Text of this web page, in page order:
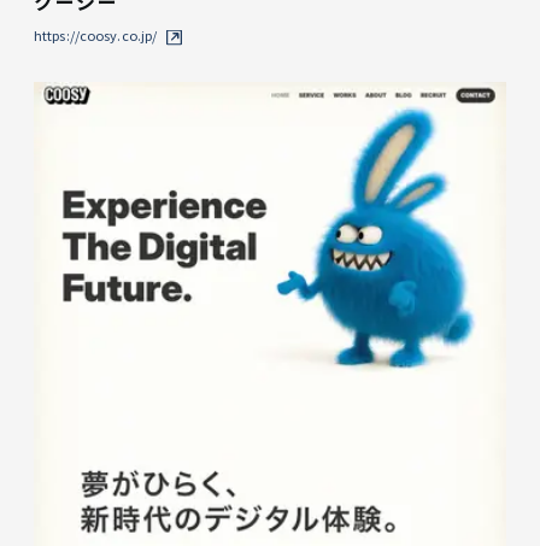
採用サイト
コーポレートサイト
オウンドメディア
ランディングページ
サービスサイト
Design
シンプルデザイン
クール・モダン
ナチュラル・温もり系
和風・ジャパニーズ
雑誌風・エディトリアル
イラスト
ミニマルデザイン
タイポグラフィ重視
グラデーション
高級感・ラグジュアリー
グリッドデザイン
フラットデザイン
モーション・アニメーション
テクスチャ・素材感
シングルページ
カラフル・多色
シルバー・銀色
ゴールド・金色
パープル・紫色
ブラウン・茶色
グリーン・緑色
ブルー・青色
イエロー・黄色
オレンジ・橙色
レッド・赤色
ピンク・桃色
グレー・灰色
ブラック・黒色
ホワイト・白色
ライトブルー・水色
ネイビー・紺色
Service
業種・職種から探す
ファッション・トレンド
デザイン・ブランディング
働き方・組織文化・価値観
生活・趣味
NPO・自治体・行政
銀行・金融・フィンテック
健康・フィットネス
車・バイク・乗り物
建築・不動産・空間デザイン
転職・求人
文化・伝統・アート
クリエイティブ・マーケティング
ペット・動物
美容・エステ
教育・子育て・スクール
レストラン・飲食・ウェディング
旅行・観光・ホテル・旅館
医療・介護・ヘルスケア
音楽・映像・エンタメ
IT・ツール・アプリ
農業・畜産・食品
製造・素材・化学
コンサルティング・投資
土木・建設・インフラ整備
デジタルマーケティング・広告
化粧品・美容製品
人材紹介・派遣
法律・会計・士業
製薬・バイオテクノロジー
https://coosy.co.jp/